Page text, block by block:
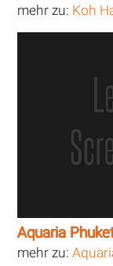
mehr zu: Koh
Aquaria
mehr zu: